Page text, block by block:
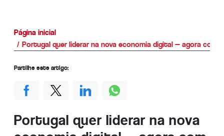
Página inicial
Portugal quer liderar na nova economia digital — agora com
Portugal quer liderar na nova
Partilhe este artigo: